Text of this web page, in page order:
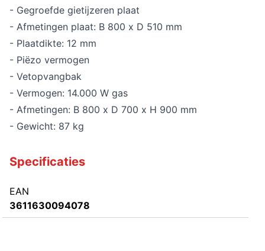
- Gegroefde gietijzeren plaat
- Afmetingen plaat: B 800 x D 510 mm
- Plaatdikte: 12 mm
- Piëzo vermogen
- Vetopvangbak
- Vermogen: 14.000 W gas
- Afmetingen: B 800 x D 700 x H 900 mm
- Gewicht: 87 kg
Specificaties
EAN
3611630094078